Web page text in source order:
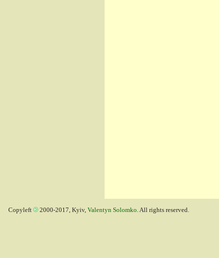
Copyleft 2000-2017, Kyiv, Valentyn Solomko. All rights reserved.